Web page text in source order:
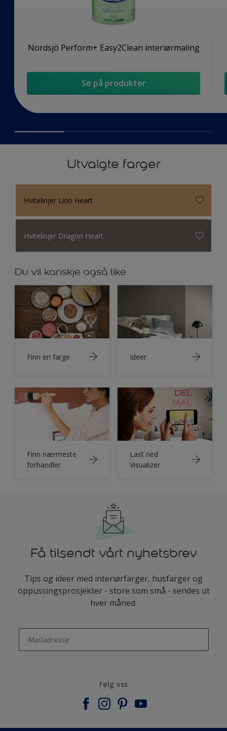
Nordsjö Perform+ Easy2Clean interiørmaling
Se på produkter
Utvalgte farger
Hvitelinjer Lion Heart
Hvitelinjer Dragon Heart
Du vil kanskje også like
Finn en farge Ideer
Finn nærmeste
forhandler
Last ned
Visualizer
Få tilsendt vårt nyhetsbrev
Tips og ideer med interiørfarger, husfarger og
oppussingsprosjekter - store som små - sendes ut
hver måned.
Følg oss